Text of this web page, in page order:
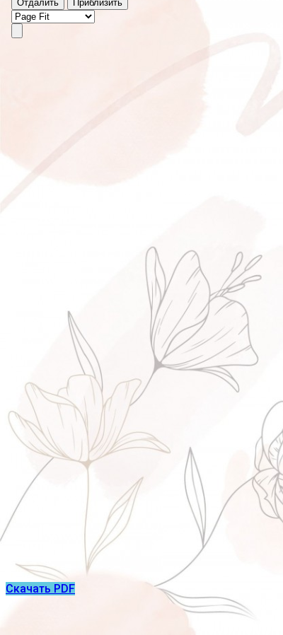
Скачать PDF